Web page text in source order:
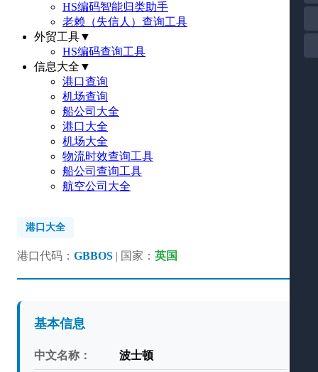
HS编码智能归类助手
老赖（失信人）查询工具
外贸工具▼
HS编码查询工具
信息大全 ▼
港口查询
机场查询
船公司大全
港口大全
机场大全
物流时效查询工具
船公司查询工具
航空公司大全
港口大全
港口代码： GBBOS | 国家： 英国
基本信息
中文名称： 波士顿